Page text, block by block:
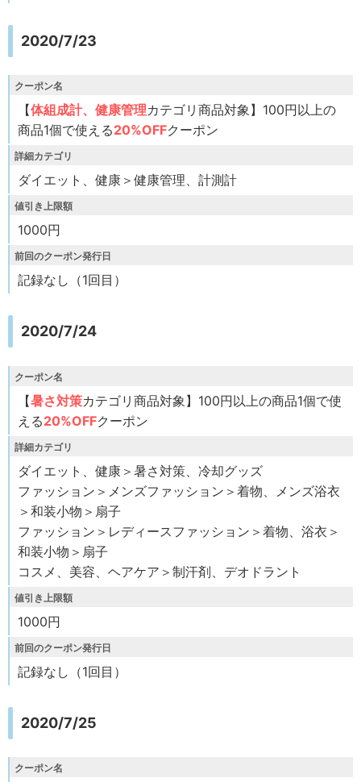
2020/7/23
クーポン名
【体組成計、健康管理カテゴリ商品対象】100円以上の
商品1個で使える20%OFFクーポン
詳細カテゴリ
ダイエット、健康＞健康管理、計測計
値引き上限額
1000円
前回のクーポン発行日
記録なし（1回目）
2020/7/24
クーポン名
【暑さ対策カテゴリ商品対象】100円以上の商品1個で使
える20%OFFクーポン
詳細カテゴリ
ダイエット、健康＞暑さ対策、冷却グッズ
ファッション＞メンズファッション＞着物、メンズ浴衣
＞和装小物＞扇子
ファッション＞レディースファッション＞着物、浴衣＞
和装小物＞扇子
コスメ、美容、ヘアケア＞制汗剤、デオドラント
値引き上限額
1000円
前回のクーポン発行日
記録なし（1回目）
2020/7/25
クーポン名